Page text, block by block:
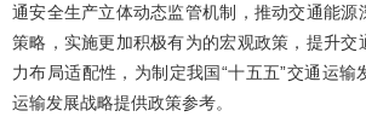
通安全生产立体动态监管机制，推动交通能源
策略，实施更加积极有为的宏观政策，提升交
力布局适配性，为制定我国“十五五”交通运输
运输发展战略提供政策参考。